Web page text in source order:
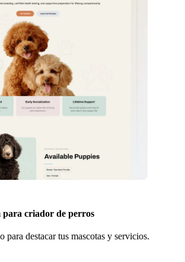
criador de perros
para destacar tus mascotas y servicios.